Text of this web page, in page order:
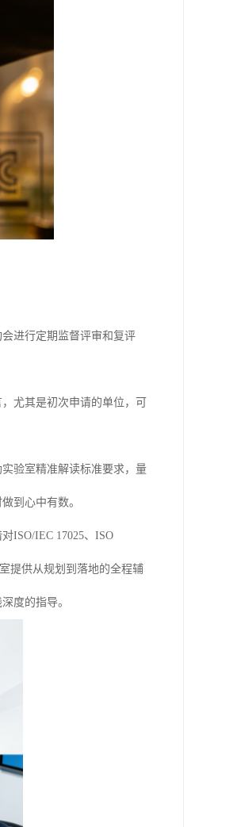
进行定期监督评审和复评
尤其是初次申请的单位，可
验室精准解读标准要求，量
到心中有数。
ISO/IEC 17025、ISO
提供从规划到落地的全程辅
度的指导。